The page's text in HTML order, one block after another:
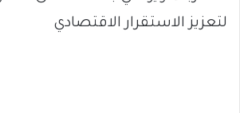
لتعزيز الاستقرار الاقتصادي